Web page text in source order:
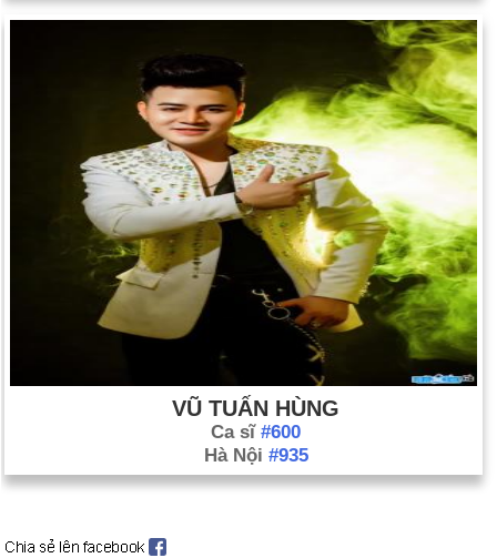
VŨ TUẤN HÙNG
Ca sĩ #600
Hà Nội #935